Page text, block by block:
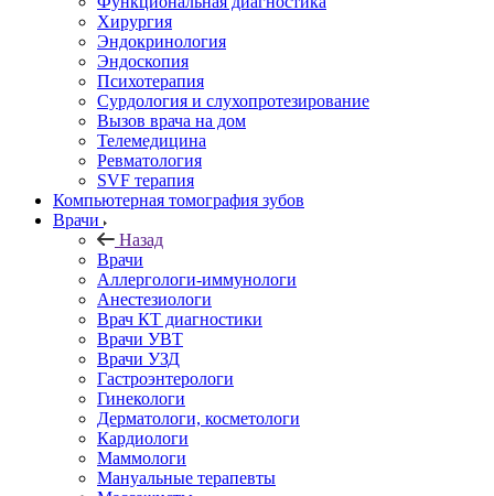
Хирургия
Эндокринология
Эндоскопия
Психотерапия
Сурдология и слухопротезирование
Вызов врача на дом
Телемедицина
Ревматология
SVF терапия
Компьютерная томография зубов
Врачи
Назад
Врачи
Аллергологи-иммунологи
Анестезиологи
Врач КТ диагностики
Врачи УВТ
Врачи УЗД
Гастроэнтерологи
Гинекологи
Дерматологи, косметологи
Кардиологи
Маммологи
Мануальные терапевты